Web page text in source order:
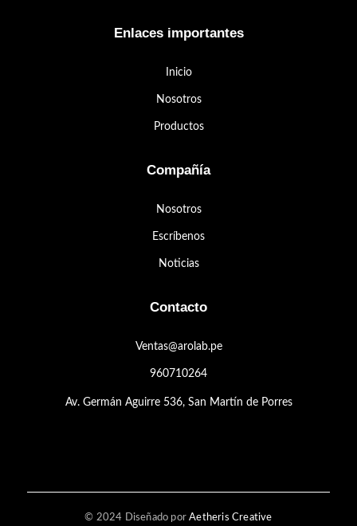
Enlaces importantes
Inicio
Nosotros
Productos
Compañía
Nosotros
Escríbenos
Noticias
Contacto
Ventas@arolab.pe
960710264
Av. Germán Aguirre 536, San Martín de Porres
© 2024 Diseñado porAetheris Creative